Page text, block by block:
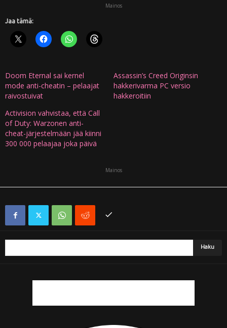
Mainos
Jaa tämä:
Doom Eternal sai kernel
mode anti-cheatin – pelaajat
raivostuivat
Assassin’s Creed Originsin
hakkerivarma PC versio
hakkeroitiin
Activision vahvistaa, että Call
of Duty: Warzonen anti-
cheat-järjestelmään jää kiinni
300 000 pelaajaa joka päivä
Mainos